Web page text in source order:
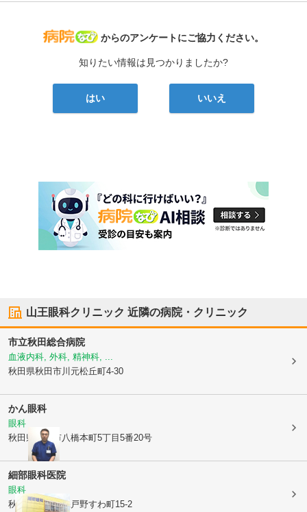
病院なび
からのアンケートにご協力ください。
知りたい情報は見つかりましたか?
はい いいえ
山王眼科クリニック 近隣の病院・クリニック
市立秋田総合病院
血液内科, 外科, 精神科, ...
秋田県秋田市川元松丘町4-30
かん眼科
眼科
秋田県秋田市八橋本町5丁目5番20号
細部眼科医院
眼科
秋田県秋田市保戸野すわ町15-2